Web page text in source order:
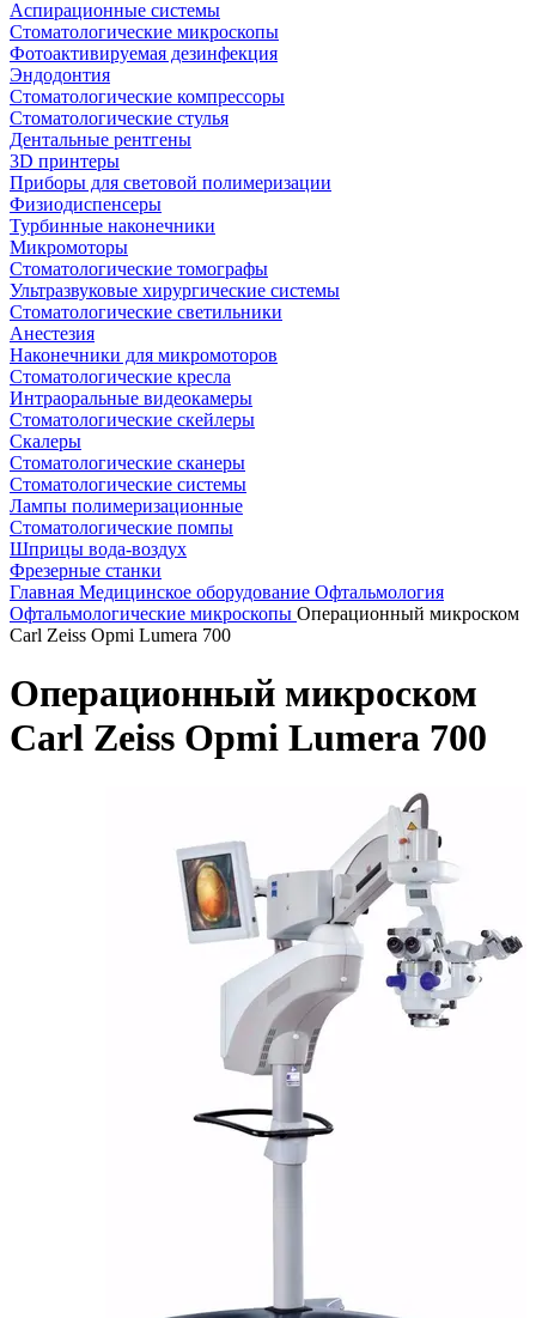
Аспирационные системы
Стоматологические микроскопы
Фотоактивируемая дезинфекция
Эндодонтия
Стоматологические компрессоры
Стоматологические стулья
Дентальные рентгены
3D принтеры
Приборы для световой полимеризации
Физиодиспенсеры
Турбинные наконечники
Микромоторы
Стоматологические томографы
Ультразвуковые хирургические системы
Стоматологические светильники
Анестезия
Наконечники для микромоторов
Стоматологические кресла
Интраоральные видеокамеры
Стоматологические скейлеры
Скалеры
Стоматологические сканеры
Стоматологические системы
Лампы полимеризационные
Стоматологические помпы
Шприцы вода-воздух
Фрезерные станки
Главная Медицинское оборудование Офтальмология
Офтальмологические микроскопы Операционный микроском
Carl Zeiss Opmi Lumera 700
Операционный микроском
Carl Zeiss Opmi Lumera 700